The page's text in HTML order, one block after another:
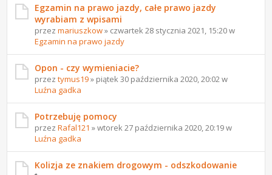
Egzamin na prawo jazdy, całe prawo jazdy
wyrabiam z wpisami
przezmariuszkow» czwartek 28 stycznia 2021, 15:20 w
Egzamin na prawo jazdy
Opon - czy wymieniacie?
przeztymus19» piątek 30 października 2020, 20:02 w
Luźna gadka
Potrzebuję pomocy
przezRafal121 » wtorek 27 października 2020, 20:19 w
Luźna gadka
Kolizja ze znakiem drogowym - odszkodowanie